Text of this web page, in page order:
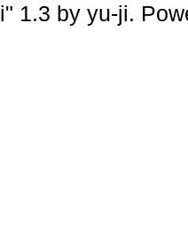
1.3 by yu-ji.